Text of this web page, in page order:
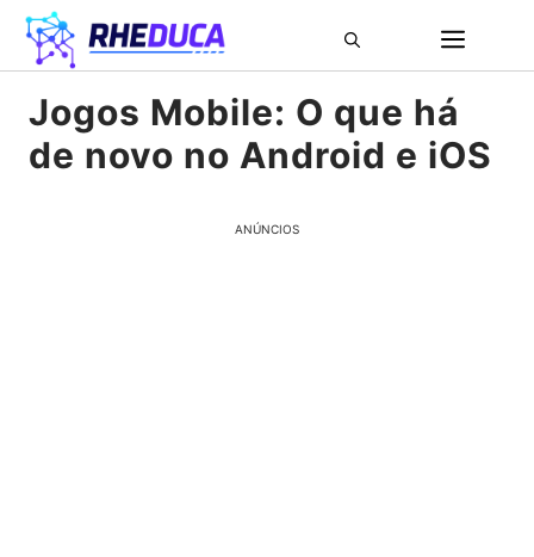
Pular
para
conteúdo
Jogos Mobile: O que há
de novo no Android e iOS
ANÚNCIOS